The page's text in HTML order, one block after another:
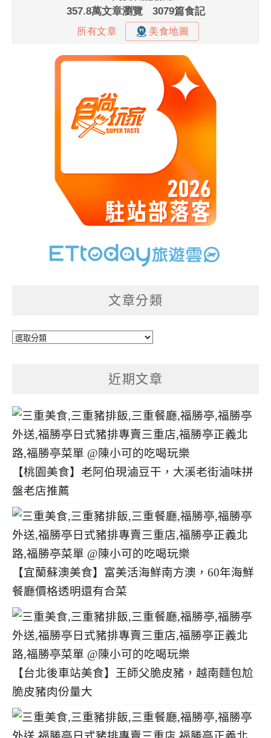
文章分類
文
近期文章
【桃園美食】老阿伯現滷豆干，大溪老街滷味拼
盤老店推薦
【宜蘭蘇澳美食】富美活海鮮南方澳，60年海鮮
餐廳價格透明還有合菜
【台北後車站美食】王師父脆皮豬，越南麵包尬
脆皮豬肉份量大